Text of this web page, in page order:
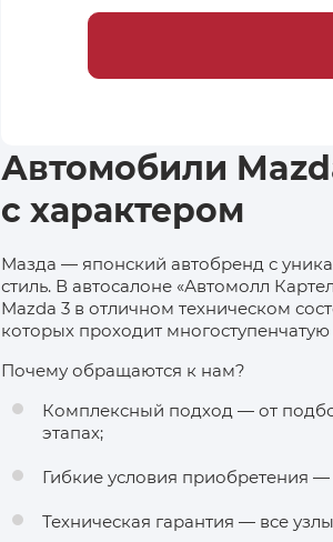
Автомобили
с характером
Мазда — японский автобренд с
стиль. В автосалоне «Автомолл
Mazda 3 в отличном техническом
которых проходит
Почему обращаются к нам?
Комплексный подход — от
этапах;
Гибкие условия приобретения
Техническая гарантия — все